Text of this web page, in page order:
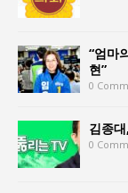
“엄마
현”
0
김종
0